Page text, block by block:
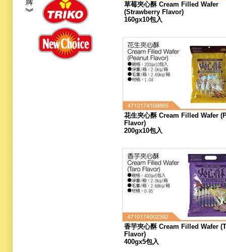
草莓夾心酥 Cream Filled Wafer
(Strawberry Flavor)
160gx10包入
花生夾心酥 Cream Filled Wafer
Flavor)
200gx10包入
香芋夾心酥 Cream Filled Wafer
Flavor)
400gx5包入